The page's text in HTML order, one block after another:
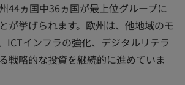
44ヵ国中36ヵ国が最上位グループに
が挙げられます。欧州は、他地域のモ
ICTインフラの強化、デジタルリテラ
戦略的な投資を継続的に進めていま